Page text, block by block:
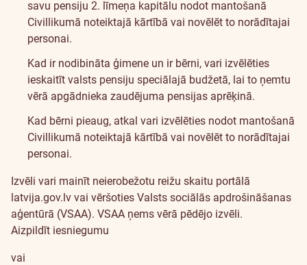
savu pensiju 2. līmeņa kapitālu nodot mantošanā
Civillikumā noteiktajā kārtībā vai novēlēt to norādītajai
personai.
Kad ir nodibināta ģimene un ir bērni, vari izvēlēties
ieskaitīt valsts pensiju speciālajā budžetā, lai to ņemtu
vērā apgādnieka zaudējuma pensijas aprēķinā.
Kad bērni pieaug, atkal vari izvēlēties nodot mantošanā
Civillikumā noteiktajā kārtībā vai novēlēt to norādītajai
personai.
Izvēli vari mainīt neierobežotu reižu skaitu portālā
latvija.gov.lv vai vēršoties Valsts sociālās apdrošināšanas
aģentūrā (VSAA). VSAA ņems vērā pēdējo izvēli.
Aizpildīt iesniegumu
vai